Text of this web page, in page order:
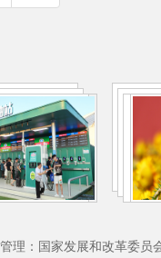
：国家发展和改革委员